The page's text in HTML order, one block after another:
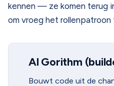
kennen — ze komen terug
om vroeg het rollenpatroon
Al Gorithm
Bouwt code uit de